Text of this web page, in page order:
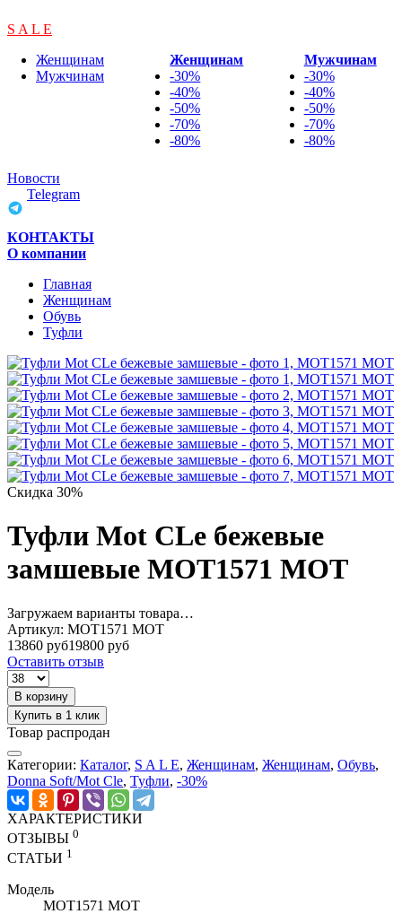
S A L E
Женщинам
Мужчинам
Женщинам
-30%
-40%
-50%
-70%
-80%
Мужчинам
-30%
-40%
-50%
-70%
-80%
Новости
Telegram
КОНТАКТЫ
О компании
Главная
Женщинам
Обувь
Туфли
Скидка 30%
Туфли Mot CLe бежевые
замшевые MOT1571 MOT
Загружаем варианты товара…
Артикул: MOT1571 MOT
13860 руб19800 руб
Оставить отзыв
В корзину
Купить в 1 клик
Товар распродан
Категории: Каталог, S A L E, Женщинам, Женщинам, Обувь,
Donna Soft/Mot Cle, Туфли, -30%
ХАРАКТЕРИСТИКИ
ОТЗЫВЫ 0
СТАТЬИ 1
Модель
MOT1571 MOT